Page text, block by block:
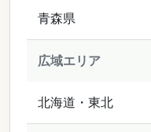
青森県
広域エリア
北海道・東北